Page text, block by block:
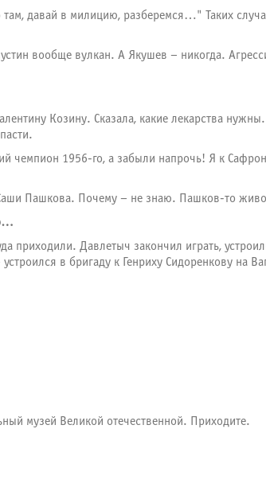
давай в милицию, разберемся…" Таких
вообще вулкан. А Якушев – никогда.
Козину. Сказала, какие лекарства
чемпион 1956-го, а забыли напрочь! Я к
Пашкова. Почему – не знаю. Пашков-то
приходили. Давлетыч закончил играть,
в бригаду к Генриху Сидоренкову на
музей Великой отечественной. Приходите.